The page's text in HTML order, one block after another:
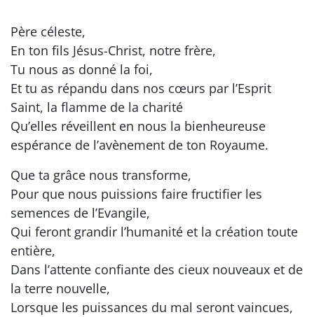
Père céleste,
En ton fils Jésus-Christ, notre frère,
Tu nous as donné la foi,
Et tu as répandu dans nos cœurs par l’Esprit
Saint, la flamme de la charité
Qu’elles réveillent en nous la bienheureuse
espérance de l’avènement de ton Royaume.
Que ta grâce nous transforme,
Pour que nous puissions faire fructifier les
semences de l’Evangile,
Qui feront grandir l’humanité et la création toute
entière,
Dans l’attente confiante des cieux nouveaux et de
la terre nouvelle,
Lorsque les puissances du mal seront vaincues,